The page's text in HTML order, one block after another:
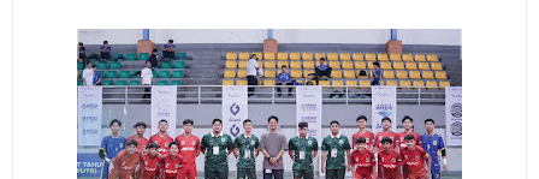
Polres Kuningan dan PAM Tirta Kamuning Salurakan
12 Ribu Liter
Uniku Jadi Tuan Rumah Pendampingan Penyusunan
Dokumen SPMI
Sudahkah Kita Merdeka Dari Hawa Nafsu?